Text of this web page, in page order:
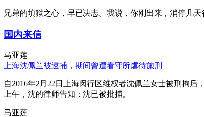
兄弟的填狱之心，早已决志。我说，你刚出来，消停几
国内来信
马亚莲
上海沈佩兰被逮捕，期间曾遭看守所虐待施刑
自2016年2月22日上海闵行区维权者沈佩兰女士被刑拘
上午，沈的律师告知：沈已被批捕。
马亚莲